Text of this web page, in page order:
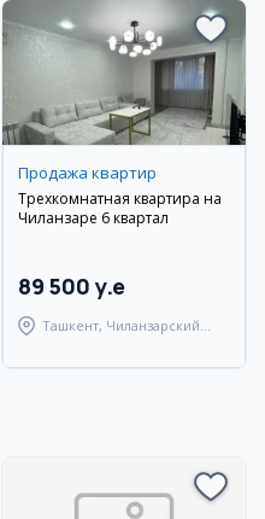
Продажа квартир
Трехкомнатная квартира на
Чиланзаре 6 квартал
89 500 y.e
Ташкент, Чиланзарский